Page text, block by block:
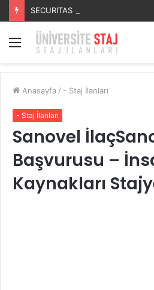
Menü
Anasayfa / - Staj İlanları
- Staj İlanları
Sanovel
Başvurusu –
Kaynakları